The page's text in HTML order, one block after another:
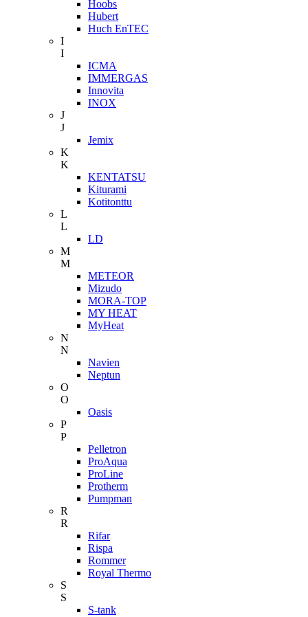
Hoobs
Hubert
Huch EnTEC
I
I
ICMA
IMMERGAS
Innovita
INOX
J
J
Jemix
K
K
KENTATSU
Kiturami
Kotitonttu
L
L
LD
M
M
METEOR
Mizudo
MORA-TOP
MY HEAT
MyHeat
N
N
Navien
Neptun
O
O
Oasis
P
P
Pelletron
ProAqua
ProLine
Protherm
Pumpman
R
R
Rifar
Rispa
Rommer
Royal Thermo
S
S
S-tank